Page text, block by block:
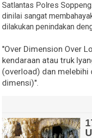
Satlantas Polres
dinilai sangat
dilakukan penindakan
"Over Dimension Over
kendaraan atau truk
(overload) dan
dimensi)".